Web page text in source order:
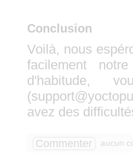
Conclusion
Voilà, nous
facilement
d'habitude,
avez des
Commenter aucun